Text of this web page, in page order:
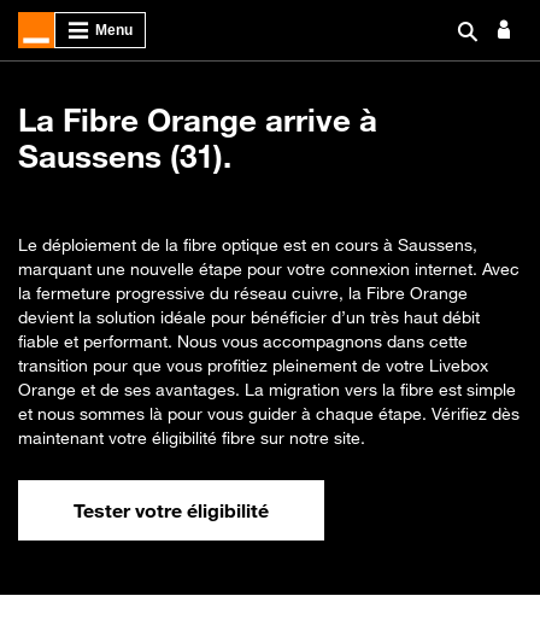
La Fibre Orange arrive à
Saussens (31).
Le déploiement de la fibre optique est en cours à Saussens,
marquant une nouvelle étape pour votre connexion internet. Avec
la fermeture progressive du réseau cuivre, la Fibre Orange
devient la solution idéale pour bénéficier d’un très haut débit
fiable et performant. Nous vous accompagnons dans cette
transition pour que vous profitiez pleinement de votre Livebox
Orange et de ses avantages. La migration vers la fibre est simple
et nous sommes là pour vous guider à chaque étape. Vérifiez dès
maintenant votre éligibilité fibre sur notre site.
Tester votre éligibilité